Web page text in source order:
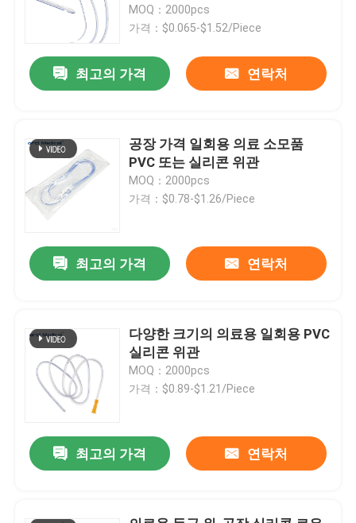
MOQ：2000pcs
가격：$0.065-$1.52/Piece
최고의 가격 연락처
공장 가격 일회용 의료 소모품
PVC 또는 실리콘 위관
MOQ：2000pcs
가격：$0.78-$1.26/Piece
최고의 가격 연락처
다양한 크기의 의료용 일회용 PVC
실리콘 위관
MOQ：2000pcs
가격：$0.89-$1.21/Piece
최고의 가격 연락처